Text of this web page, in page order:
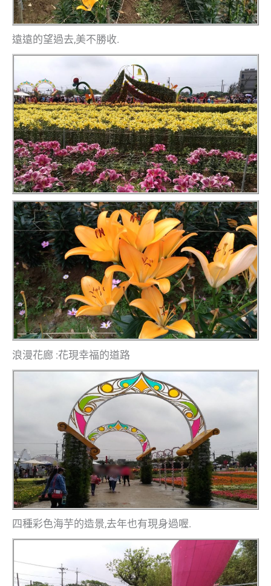
遠遠的望過去,美不勝收.
浪漫花廊 :花現幸福的道路
四種彩色海芋的造景,去年也有現身過喔.